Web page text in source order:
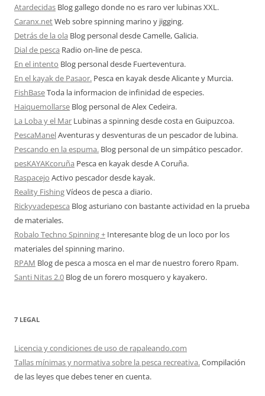
Atardecidas Blog gallego donde no es raro ver lubinas XXL.
Caranx.netWeb sobre spinning marino y jigging.
Detrás de la ola Blog personal desde Camelle, Galicia.
Dial de pesca Radio on-line de pesca.
En el intento Blog personal desde Fuerteventura.
En el kayak de Pasaor. Pesca en kayak desde Alicante y Murcia.
FishBaseToda la informacion de infinidad de especies.
Haiquemollarse Blog personal de Alex Cedeira.
La Loba y el Mar Lubinas a spinning desde costa en Guipuzcoa.
PescaManelAventuras y desventuras de un pescador de lubina.
Pescando en la espuma. Blog personal de un simpático pescador.
pesKAYAKcoruña Pesca en kayak desde A Coruña.
Raspacejo Activo pescador desde kayak.
Reality FishingVídeos de pesca a diario.
Rickyvadepesca Blog asturiano con bastante actividad en la prueba
de materiales.
Robalo Techno Spinning + Interesante blog de un loco por los
materiales del spinning marino.
RPAM Blog de pesca a mosca en el mar de nuestro forero Rpam.
Santi Nitas 2.0 Blog de un forero mosquero y kayakero.
7 LEGAL
Licencia y condiciones de uso de rapaleando.com
Tallas mínimas y normativa sobre la pesca recreativa.Compilación
de las leyes que debes tener en cuenta.